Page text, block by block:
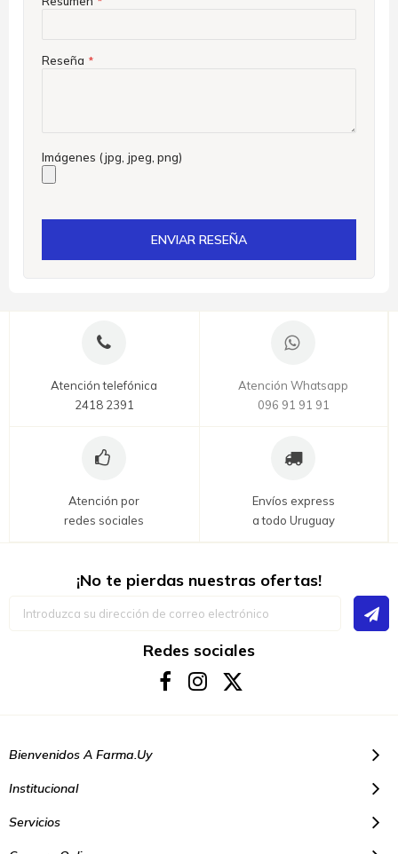
Reseña
Imágenes (jpg, jpeg, png)
ENVIAR RESEÑA
Atención telefónica
2418 2391
Atención Whatsapp
096 91 91 91
Atención por
redes sociales
Envíos express
a todo Uruguay
¡No te pierdas nuestras ofertas!
Redes sociales
Bienvenidos A Farma.uy
Institucional
Servicios